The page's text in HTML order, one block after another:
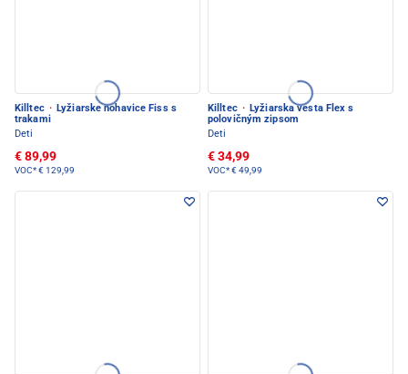
Killtec · Lyžiarske nohavice Fiss s
trakami
Deti
€ 89,99
VOC*€ 129,99
Killtec · Lyžiarska vesta Flex s
polovičným zipsom
Deti
€ 34,99
VOC*€ 49,99